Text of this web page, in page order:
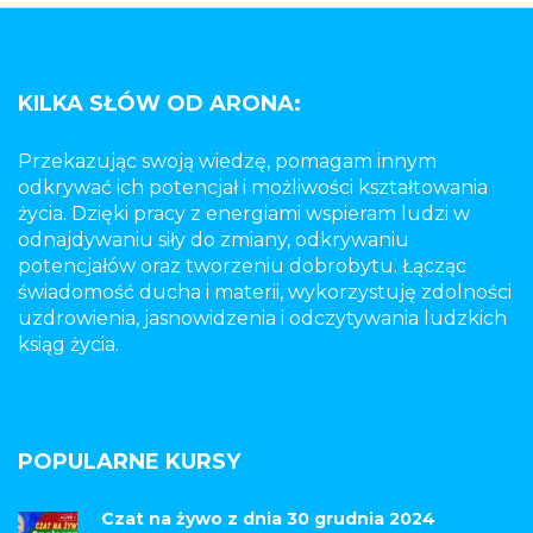
KILKA SŁÓW OD ARONA:
Przekazując swoją wiedzę, pomagam innym
odkrywać ich potencjał i możliwości kształtowania
życia. Dzięki pracy z energiami wspieram ludzi w
odnajdywaniu siły do zmiany, odkrywaniu
potencjałów oraz tworzeniu dobrobytu. Łącząc
świadomość ducha i materii, wykorzystuję zdolności
uzdrowienia, jasnowidzenia i odczytywania ludzkich
ksiąg życia.
POPULARNE KURSY
Czat na żywo z dnia 30 grudnia 2024